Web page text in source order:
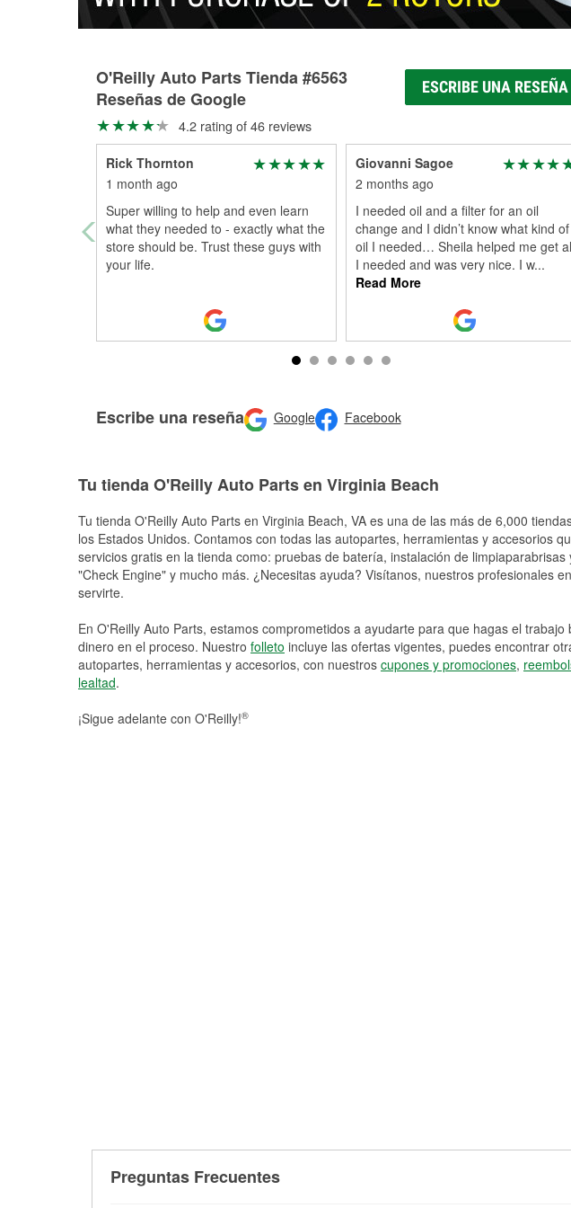
O'Reilly Auto Parts Tienda #6563
Reseñas de Google
ESCRIBE UNA RESEÑA
4.2 rating of 46 reviews
Rick Thornton
1 month ago
Super willing to help and even learn
what they needed to - exactly what the
store should be. Trust these guys with
your life.
Giovanni Sagoe
2 months ago
I needed oil and a filter for an oil
change and I didn’t know what kind of
oil I needed… Sheila helped me get
I needed and was very nice. I w...
Read More
Escribe una reseña Google Facebook
Tu tienda O'Reilly Auto Parts en Virginia Beach
Tu tienda O'Reilly Auto Parts en Virginia Beach, VA es una de las más de 6,000
los Estados Unidos. Contamos con todas las autopartes, herramientas y accesorios
servicios gratis en la tienda como: pruebas de batería, instalación de
"Check Engine" y mucho más. ¿Necesitas ayuda? Visítanos, nuestros profesionales
servirte.
En O'Reilly Auto Parts, estamos comprometidos a ayudarte para que hagas el
dinero en el proceso. Nuestro folleto incluye las ofertas vigentes, puedes encontrar
autopartes, herramientas y accesorios, con nuestros cupones y promociones,
lealtad.
¡Sigue adelante con O'Reilly!®
Preguntas Frecuentes